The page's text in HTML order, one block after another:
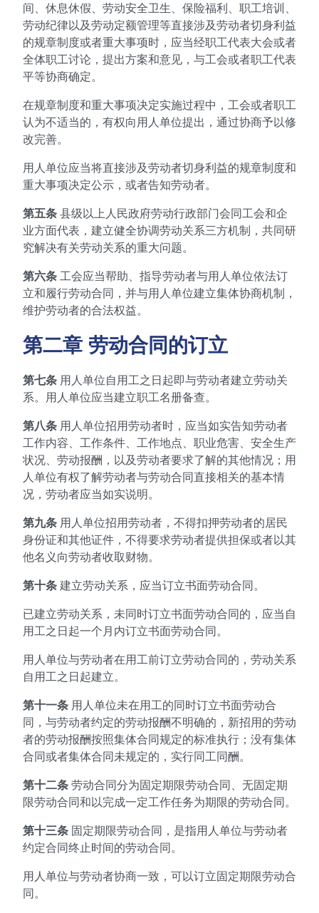
间、休息休假、劳动安全卫生、保险福利、职工培训、
劳动纪律以及劳动定额管理等直接涉及劳动者切身利益
的规章制度或者重大事项时，应当经职工代表大会或者
全体职工讨论，提出方案和意见，与工会或者职工代表
平等协商确定。
在规章制度和重大事项决定实施过程中，工会或者职工
认为不适当的，有权向用人单位提出，通过协商予以修
改完善。
用人单位应当将直接涉及劳动者切身利益的规章制度和
重大事项决定公示，或者告知劳动者。
第五条 县级以上人民政府劳动行政部门会同工会和企
业方面代表，建立健全协调劳动关系三方机制，共同研
究解决有关劳动关系的重大问题。
第六条 工会应当帮助、指导劳动者与用人单位依法订
立和履行劳动合同，并与用人单位建立集体协商机制，
维护劳动者的合法权益。
第二章 劳动合同的订立
第七条 用人单位自用工之日起即与劳动者建立劳动关
系。用人单位应当建立职工名册备查。
第八条 用人单位招用劳动者时，应当如实告知劳动者
工作内容、工作条件、工作地点、职业危害、安全生产
状况、劳动报酬，以及劳动者要求了解的其他情况；用
人单位有权了解劳动者与劳动合同直接相关的基本情
况，劳动者应当如实说明。
第九条 用人单位招用劳动者，不得扣押劳动者的居民
身份证和其他证件，不得要求劳动者提供担保或者以其
他名义向劳动者收取财物。
第十条 建立劳动关系，应当订立书面劳动合同。
已建立劳动关系，未同时订立书面劳动合同的，应当自
用工之日起一个月内订立书面劳动合同。
用人单位与劳动者在用工前订立劳动合同的，劳动关系
自用工之日起建立。
第十一条 用人单位未在用工的同时订立书面劳动合
同，与劳动者约定的劳动报酬不明确的，新招用的劳动
者的劳动报酬按照集体合同规定的标准执行；没有集体
合同或者集体合同未规定的，实行同工同酬。
第十二条 劳动合同分为固定期限劳动合同、无固定期
限劳动合同和以完成一定工作任务为期限的劳动合同。
第十三条 固定期限劳动合同，是指用人单位与劳动者
约定合同终止时间的劳动合同。
用人单位与劳动者协商一致，可以订立固定期限劳动合
同。